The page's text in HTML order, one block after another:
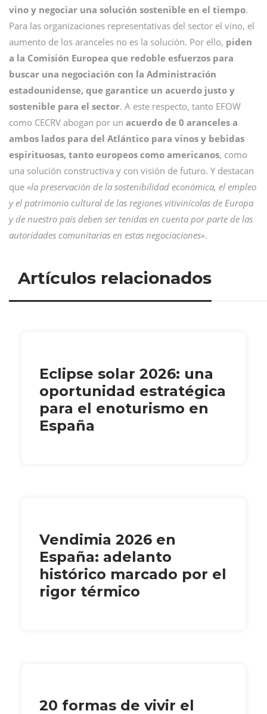
vino y negociar una solución sostenible en el tiempo.
Para las organizaciones representativas del sector el vino, el
aumento de los aranceles no es la solución. Por ello, piden
a la Comisión Europea que redoble esfuerzos para
buscar una negociación con la Administración
estadounidense, que garantice un acuerdo justo y
sostenible para el sector. A este respecto, tanto EFOW
como CECRV abogan por un acuerdo de 0 aranceles a
ambos lados para del Atlántico para vinos y bebidas
espirituosas, tanto europeos como americanos, como
una solución constructiva y con visión de futuro. Y destacan
que «la preservación de la sostenibilidad económica, el empleo
y el patrimonio cultural de las regiones vitivinícolas de Europa
y de nuestro país deben ser tenidas en cuenta por parte de las
autoridades comunitarias en estas negociaciones».
Artículos relacionados
Eclipse solar 2026: una
oportunidad estratégica
para el enoturismo en
España
Vendimia 2026 en
España: adelanto
histórico marcado por el
rigor térmico
20 formas de vivir el